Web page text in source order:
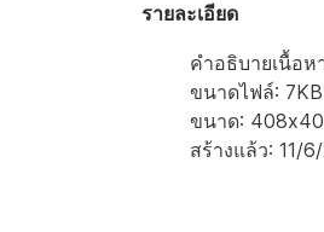
รายละเอียด
คำอธิบายเนื้อห
ขนาดไฟล์: 7KB
ขนาด:
สร้างแล้ว: 11/